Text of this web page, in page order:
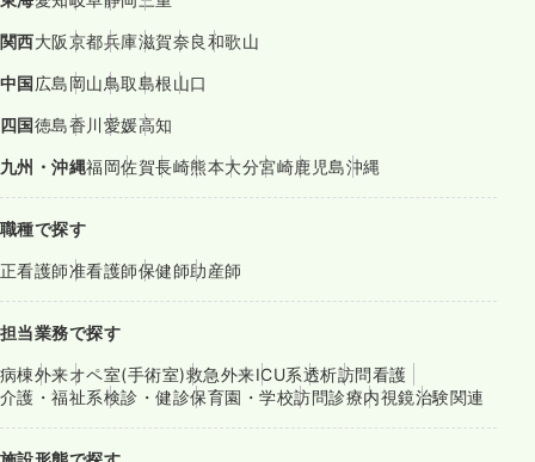
関西大阪京都兵庫滋賀奈良和歌山
中国広島岡山鳥取島根山口
四国徳島香川愛媛高知
九州・沖縄福岡佐賀長崎熊本大分宮崎鹿児島沖縄
職種で探す
正看護師准看護師保健師助産師
担当業務で探す
病棟外来オペ室(手術室)救急外来ICU系透析訪問看護
介護・福祉系検診・健診保育園・学校訪問診療内視鏡治験関連